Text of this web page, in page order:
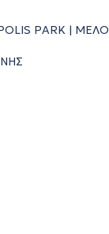
PARK |